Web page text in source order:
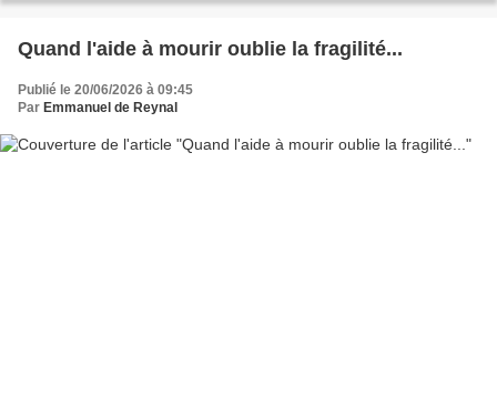
Quand l'aide à mourir oublie la fragilité...
Publié le 20/06/2026 à 09:45
Par Emmanuel de Reynal